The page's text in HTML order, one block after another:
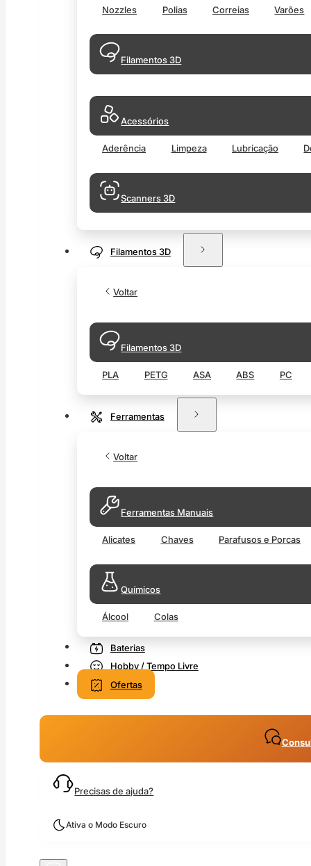
Nozzles Polias Correias Varões
Filamentos 3D
Acessórios
Aderência Limpeza Lubricação
Scanners 3D
Filamentos 3D
Voltar
Filamentos 3D
PLA PETG ASA ABS PC
Ferramentas
Voltar
Ferramentas Manuais
Alicates Chaves Parafusos e Porcas
Químicos
Álcool Colas
Baterias
Hobby / Tempo Livre
Ofertas
Precisas de ajuda?
Ativa o Modo Escuro